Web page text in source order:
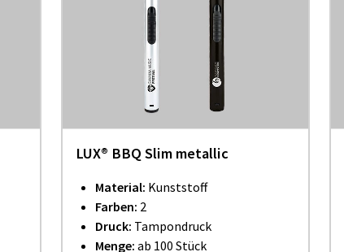
LUX® BBQ Slim metallic
Material: Kunststoff
Farben: 2
Druck: Tampondruck
Menge: ab 100 Stück